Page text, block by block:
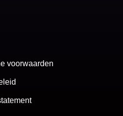
voorwaarden